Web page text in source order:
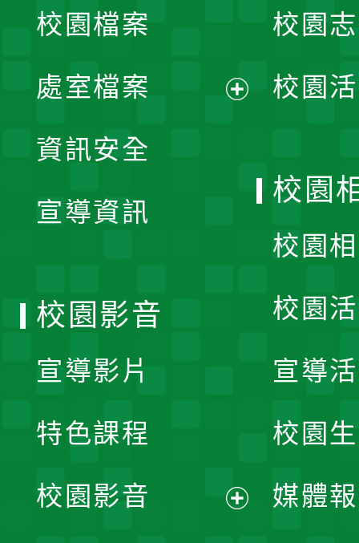
單
校園檔案
處室檔案
資訊安全
宣導資訊
校園
校園
校園
校園
校園
宣導
校園
媒體
校園影音
宣導影片
特色課程
校園影音